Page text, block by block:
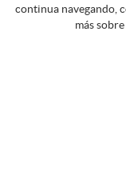
continua navegando,
más